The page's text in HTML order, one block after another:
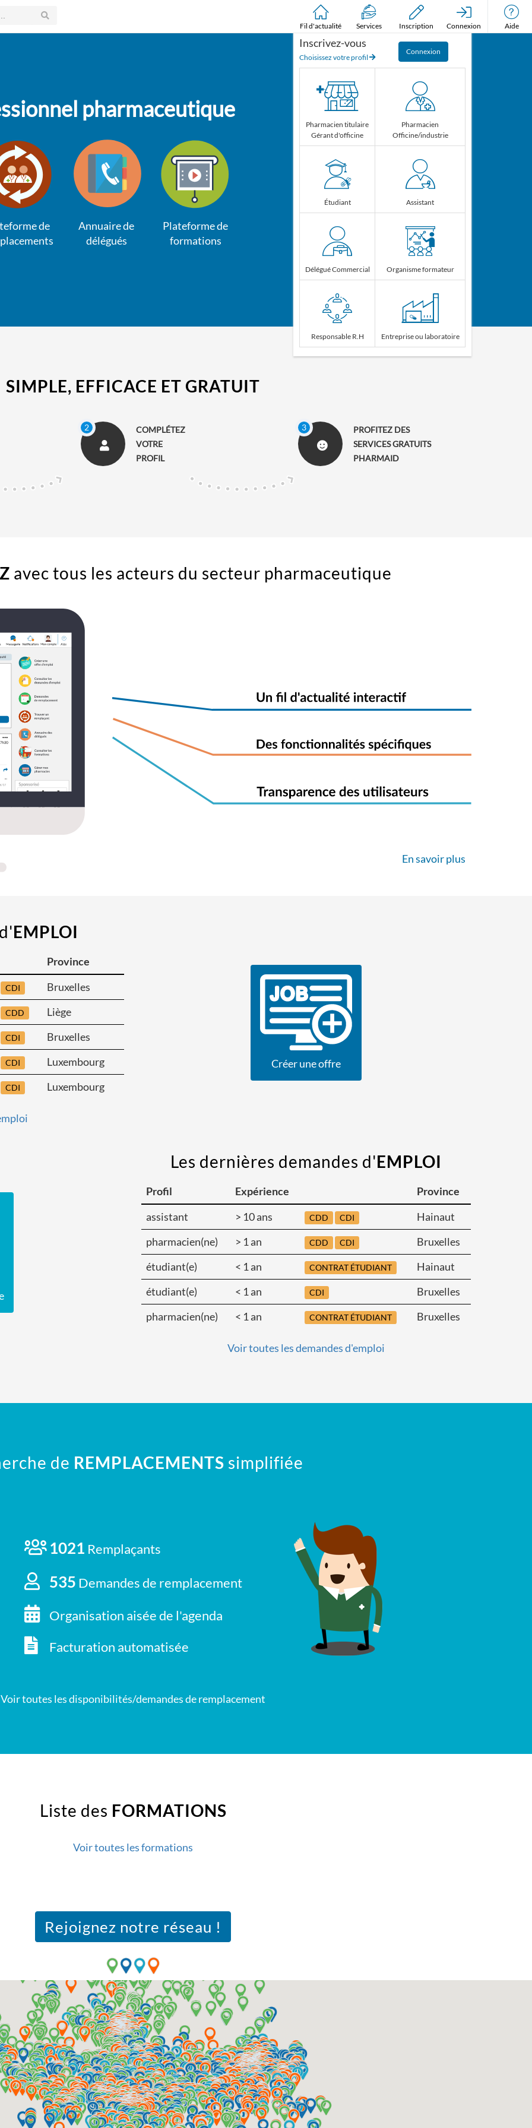
Fil d'actualité Services Inscription Connexion Aide
pharmaceutique
de
Annuaire de
délégués
Plateforme de
formations
Inscrivez-vous
Choisissez votre profil
Connexion
Pharmacien titulaire
Gérant d'officine
Pharmacien
Officine/industrie
Étudiant Assistant
Délégué Commercial Organisme formateur
Responsable R.H Entreprise ou laboratoire
J'ai lu et j'accepte lestermes et
conditions générales
Je m'inscris
SIMPLE, EFFICACE ET GRATUIT
COMPLÉTEZ
VOTRE
PROFIL
PROFITEZ DES
SERVICES GRATUITS
PHARMAID
avec tous les acteurs du secteur pharmaceutique
En savoir plus
EMPLOI
Province
CDI Bruxelles
CDD Liège
CDI Bruxelles
CDI Luxembourg
CDI Luxembourg
Créer une offre
Les dernières demandes d'EMPLOI
Profil Expérience
Province
assistant
> 10 ans CDD CDI
Hainaut
pharmacien(ne)
> 1 an CDD CDI
Bruxelles
étudiant(e)
< 1 an CONTRAT ÉTUDIANT
Hainaut
étudiant(e)
< 1 an CDI
Bruxelles
pharmacien(ne)
< 1 an CONTRAT ÉTUDIANT Bruxelles
Voir toutes les demandes d'emploi
de REMPLACEMENTS simplifiée
1021 Remplaçants
535 Demandes de remplacement
Organisation aisée de l'agenda
Facturation automatisée
Voir toutes les disponibilités/demandes de remplacement
Liste des FORMATIONS
Voir toutes les formations
Rejoignez notre réseau !